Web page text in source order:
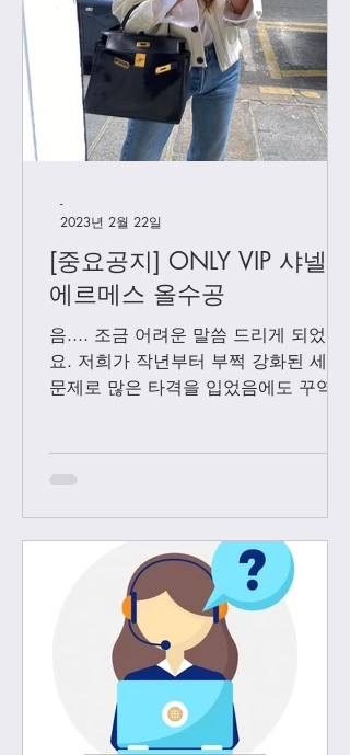
[우버급 샤넬] 맥시 플랩
백
[중요공지] ONLY VIP 샤넬 +
에르메스 올수공
음.... 조금 어려운 말씀 드리게 되었어
요. 저희가 작년부터 부쩍 강화된 세관
문제로 많은 타격을 입었음에도 꾸역꾸
다. Vip...
-
2023년 2월 22일